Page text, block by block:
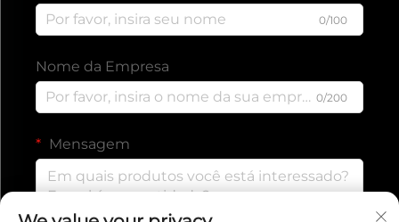
0/100
Nome da Empresa
0/200
Mensagem